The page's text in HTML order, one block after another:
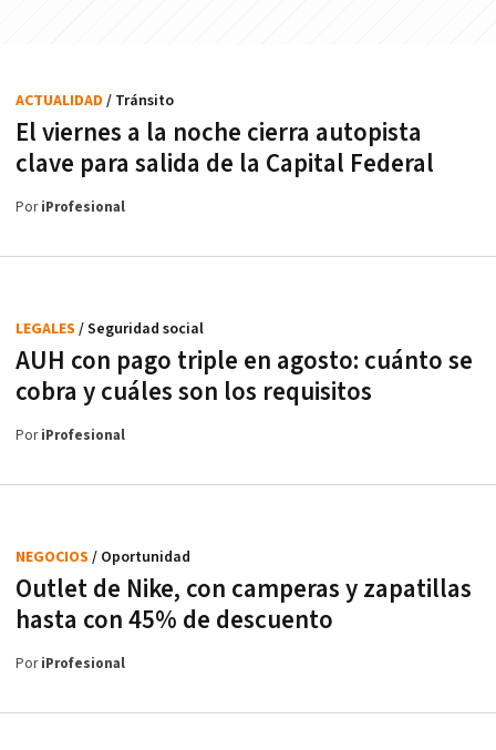
El viernes a la noche cierra autopista
clave para salida de la Capital Federal
ACTUALIDAD / Tránsito
PoriProfesional
AUH con pago triple en agosto: cuánto se
cobra y cuáles son los requisitos
LEGALES / Seguridad social
PoriProfesional
Outlet de Nike, con camperas y zapatillas
hasta con 45% de descuento
NEGOCIOS / Oportunidad
PoriProfesional